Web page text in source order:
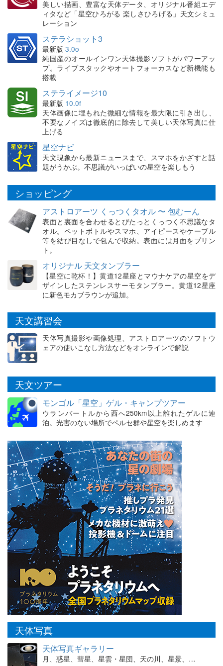
美しい描画、豊富な天体データ、オリジナル番組エデ
ィタなど「星空ひろがる 楽しさひろげる」天文シミュ
レーション
ステラショット3
最新版 3.0o
純国産のオールインワン天体撮影ソフトがパワーアッ
プ。ライブスタックやオートフォーカスなど新機能も
搭載
ステライメージ10
最新版 10.0f
天体画像に埋もれた微細な情報を最大限に引き出し、
不要なノイズは徹底的に除去して美しい天体写真に仕
上げる
星空ナビ
天文現象から最新ニュースまで、スマホをかざすと話
題がうかぶ。不思議がいっぱいの星空を楽しもう
ショッピング
アストロアーツ くっつくタオル 〜 包むーん
表面と裏面を合わせるとぴたっとくっつく不思議なタ
オル。ペットボトルやスマホ、アイピースやケーブル
等を結び目なしで包んで収納。表面には月面をプリン
ト。
オリジナル 天文タンブラー
【星空に乾杯！】黄道12星座とマウナケアの星空をデ
ザインしたステンレスサーモタンブラー。黄道12星座
に新色モカブラウンが追加。
天文講習会
天体写真撮影や画像処理、アストロアーツのソフトウ
ェアの使いこなし方法などをオンラインで解説
天文ツアー
モンゴル「星空」ゲル・キャンプツアー
ウランバートルから西へ250km以上離れたゲルに連
泊。光害のない場所でペルセ群や星空を楽しめます
天体写真
天体写真ギャラリー
月、惑星、彗星、星雲・星団、天の川、星景、…